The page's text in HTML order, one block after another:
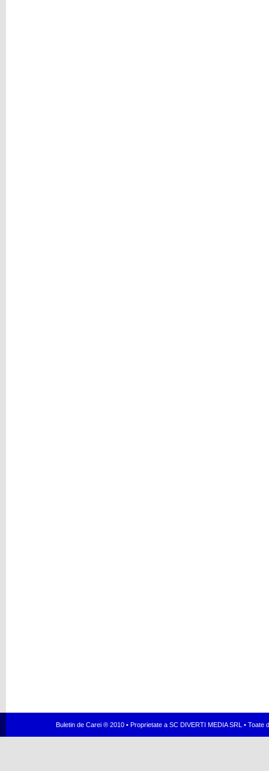
Buletin de Carei ® 2010 • Proprietate a SC DIVERTI MEDIA SRL •